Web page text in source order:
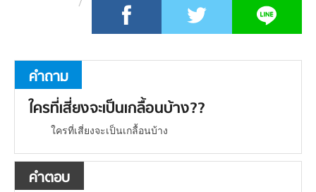
คำถาม
ใครที่เสี่ยงจะเป็นเกลื้อนบ้าง??
ใครที่เสี่ยงจะเป็นเกลื้อนบ้าง
คำตอบ